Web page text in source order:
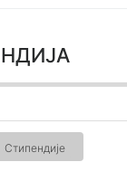
Стипендије